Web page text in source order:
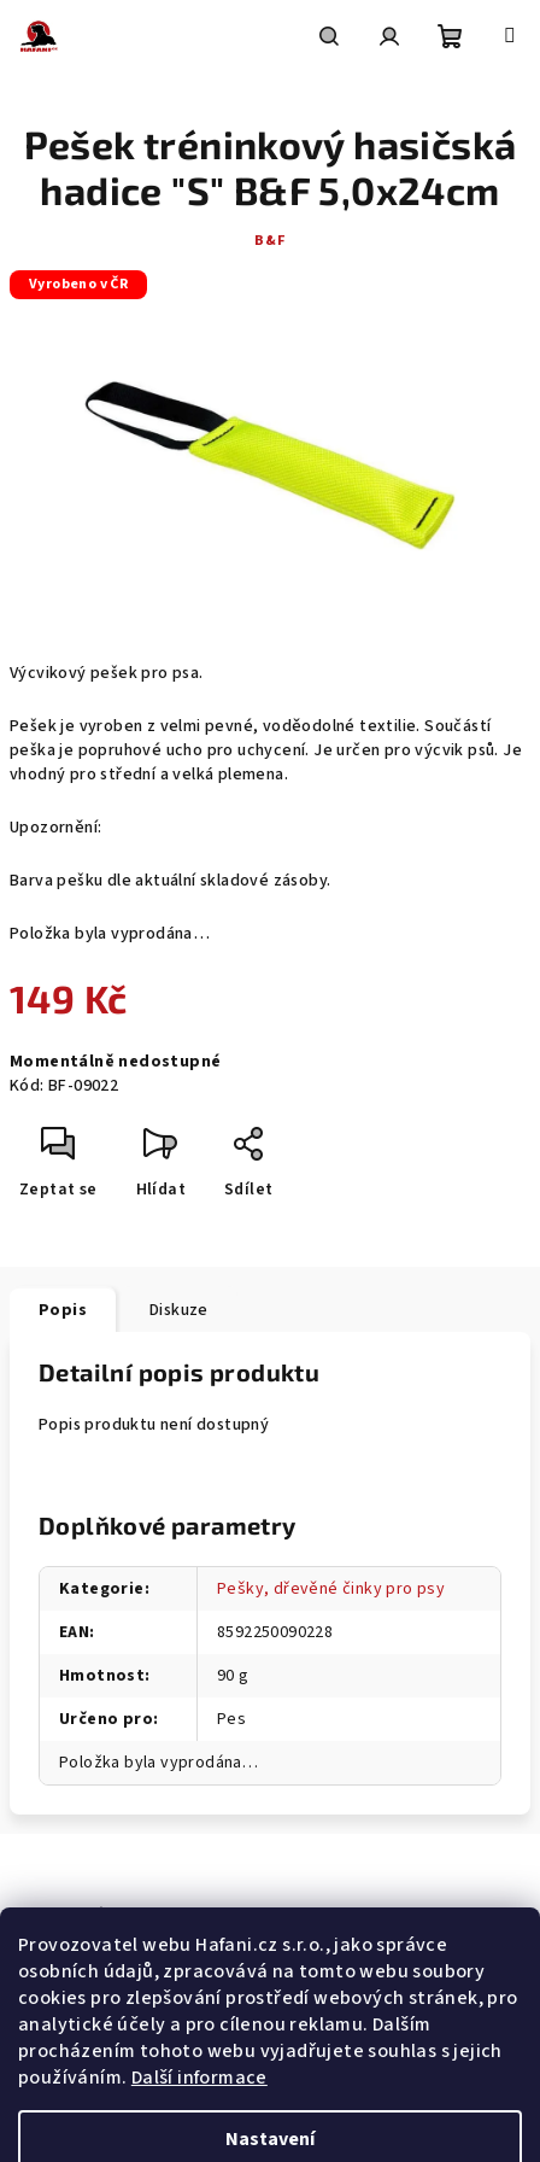
Provozovatel webu Hafani.cz s.r.o., jako správce
osobních údajů, zpracovává na tomto webu soubory
cookies pro zlepšování prostředí webových stránek, pro
analytické účely a pro cílenou reklamu. Dalším
procházením tohoto webu vyjadřujete souhlas s jejich
používáním. Další informace
Nastavení
obsah
košík
Výcvikový pešek pro psa.
Pešek je vyroben z velmi pevné, voděodolné textilie. Součástí
peška je popruhové ucho pro uchycení. Je určen pro výcvik psů. Je
vhodný pro střední a velká plemena.
Upozornění:
Barva pešku dle aktuální skladové zásoby.
Položka byla vyprodána…
149 Kč
cena:
Momentálně nedostupné
Kód: BF-09022
Zeptat se Hlídat Sdílet
Pešek tréninkový hasičská
hadice "S" B&F 5,0x24cm
B&F
Vyrobeno v ČR
Popis Diskuze
Detailní popis produktu
Popis produktu není dostupný
Doplňkové parametry
Kategorie:
Pešky, dřevěné činky pro psy
EAN:
8592250090228
Hmotnost:
90 g
Určeno pro:
Pes
Položka byla vyprodána…
Odebírat newsletter
E-mail
Potvrzuji souhlas svšeobecnými obchodními podmínkami a
spodmínkami zpracovávání a ochrany osobních údajů .
Přihlásit se